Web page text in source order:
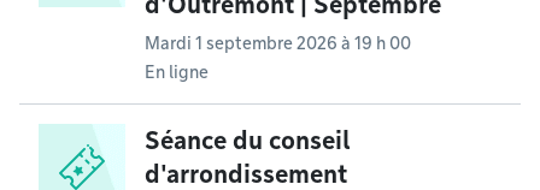
Mardi 1 septembre 2026 à 19 h 00
En ligne
Séance du conseil
d'arrondissement